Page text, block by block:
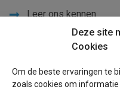
Deze site
Cookies
Om de beste ervaringen te
zoals cookies om
Leer ons kennen
Sitemap